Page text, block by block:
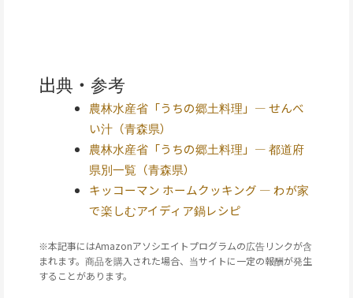
出典・参考
農林水産省「うちの郷土料理」— せんべ
い汁（青森県）
農林水産省「うちの郷土料理」— 都道府
県別一覧（青森県）
キッコーマン ホームクッキング — わが家
で楽しむアイディア鍋レシピ
※本記事にはAmazonアソシエイトプログラムの広告リンクが含
まれます。商品を購入された場合、当サイトに一定の報酬が発生
することがあります。